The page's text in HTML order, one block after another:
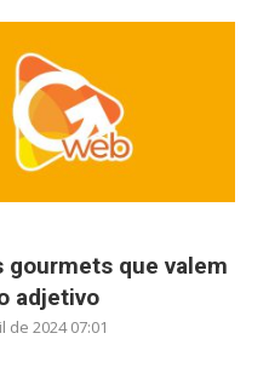
gourmets que valem
adjetivo
de 2024 07:01